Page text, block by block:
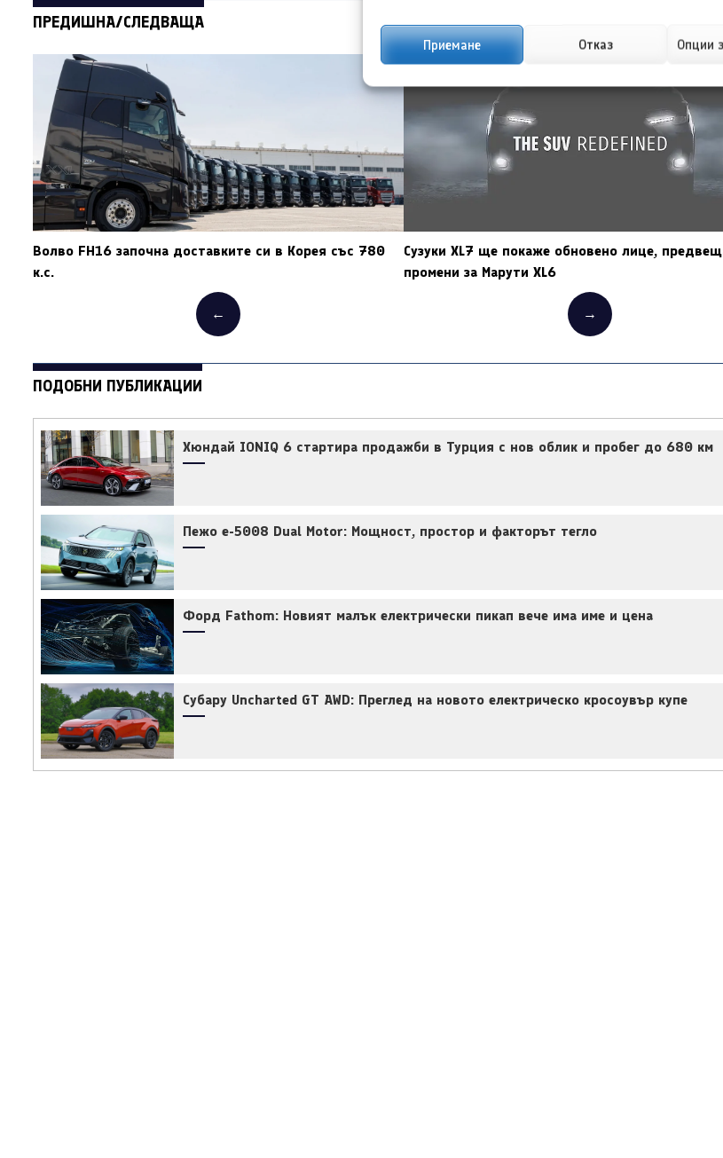
Приемане Отказ Опции
ПРЕДИШНА/СЛЕДВАЩА
Волво FH16 започна доставките си в Корея със 780
к.с.
←
Сузуки XL7 ще покаже обновено лице,
промени за Марути XL6
→
ПОДОБНИ ПУБЛИКАЦИИ
Хюндай IONIQ 6 стартира продажби в Турция с нов облик и пробег до 680 км
Пежо e-5008 Dual Motor: Мощност, простор и факторът тегло
Форд Fathom: Новият малък електрически пикап вече има име и цена
Субару Uncharted GT AWD: Преглед на новото електрическо кросоувър купе